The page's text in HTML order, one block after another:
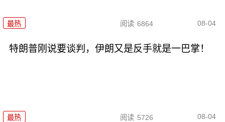
最热 阅读 6864 08-04
特朗普刚说要谈判，伊朗又是反手就是一巴掌！
最热 阅读 5726 08-04